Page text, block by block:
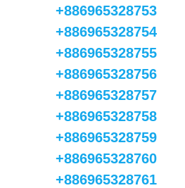
+886965328753
+886965328754
+886965328755
+886965328756
+886965328757
+886965328758
+886965328759
+886965328760
+886965328761